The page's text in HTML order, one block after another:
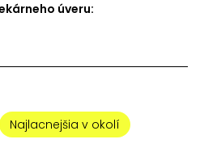
úveru:
Najlacnejšia v okolí